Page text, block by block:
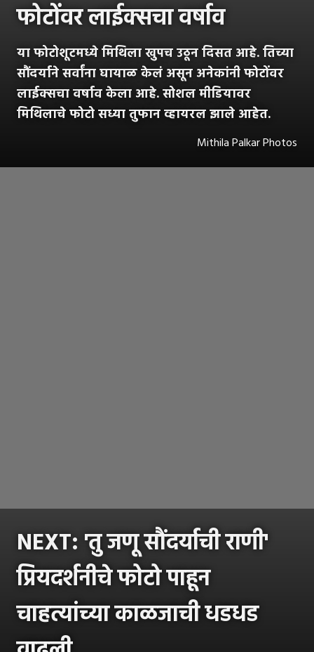
फोटोंवर लाईक्सचा वर्षाव
या फोटोशूटमध्ये मिथिला खुपच उठून दिसत आहे. तिच्या
सौंदर्याने सर्वांना घायाळ केलं असून अनेकांनी फोटोंवर
लाईक्सचा वर्षाव केला आहे. सोशल मीडियावर
मिथिलाचे फोटो सध्या तुफान व्हायरल झाले आहेत.
Mithila Palkar Photos
NEXT: 'तु जणू सौंदर्याची राणी'
प्रियदर्शनीचे फोटो पाहून
चाहत्यांच्या काळजाची धडधड